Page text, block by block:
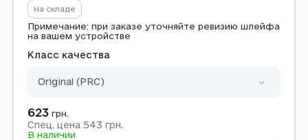
На складе
Примечание: при заказе уточняйте ревизию шлейфа
на вашем устройстве
Класс качества
Original (PRC)
623 грн.
Спец. цена 543 грн.
В наличии